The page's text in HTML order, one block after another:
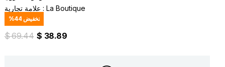
علامة تجارية : La Boutique
%44 تخفيض
$ 69.44 $ 38.89